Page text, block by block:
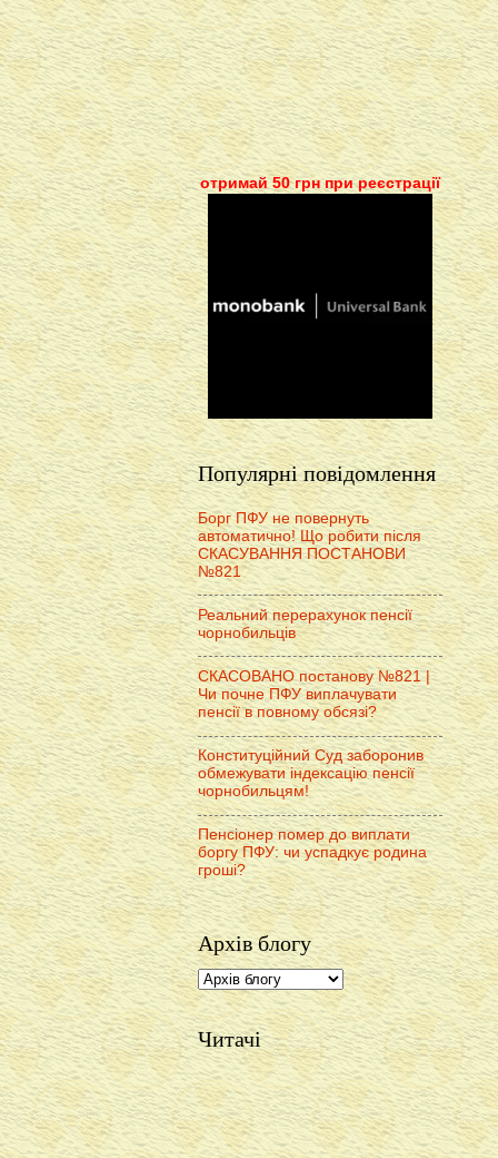
отримай 50 грн при реєстрації
Популярні повідомлення
Борг ПФУ не повернуть
автоматично! Що робити після
СКАСУВАННЯ ПОСТАНОВИ
№821
Реальний перерахунок пенсії
чорнобильців
СКАСОВАНО постанову №821 |
Чи почне ПФУ виплачувати
пенсії в повному обсязі?
Конституційний Суд заборонив
обмежувати індексацію пенсії
чорнобильцям!
Пенсіонер помер до виплати
боргу ПФУ: чи успадкує родина
гроші?
Архів блогу
Читачі